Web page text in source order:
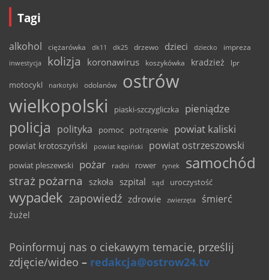
Tagi
alkohol ciężarówka dk11 dk25 drzewo dzieci dziecko
impreza
inwestycja
kolizja koronawirus koszykówka kradzież lpr
motocykl narkotyki odolanów
ostrów
wielkopolski
piaski-szczygliczka pieniądze
policja polityka pomoc potrącenie powiat kaliski
powiat krotoszyński powiat kępiński powiat ostrzeszowski
powiat pleszewski pożar radni rower rynek samochód
straż pożarna szkoła szpital sąd uroczystość
wypadek zapowiedź zdrowie zwierzęta śmierć
żużel
Poinformuj nas o ciekawym temacie, prześlij
zdjęcie/wideo – redakcja@ostrow24.tv